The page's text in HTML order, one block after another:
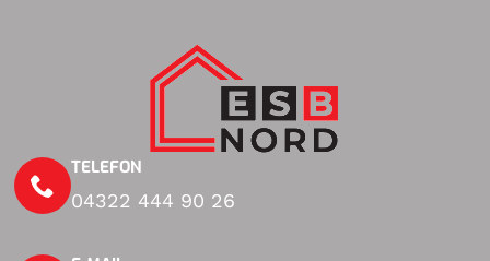
TELEFON
04322 444 90 26